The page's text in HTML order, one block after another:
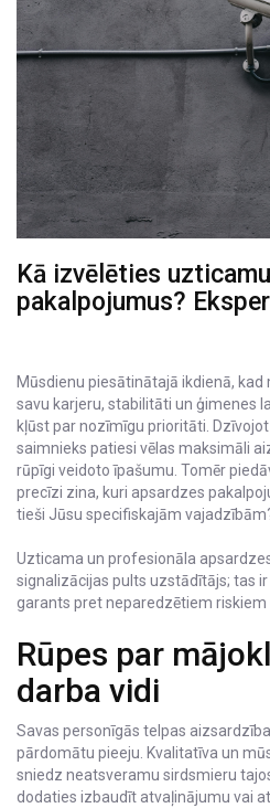
Kā izvēlēties
pakalpojumus?
Mūsdienu piesātinātajā ikdienā,
savu karjeru, stabilitāti un ģimenes
kļūst par nozīmīgu prioritāti.
saimnieks patiesi vēlas maksimāli
rūpīgi veidoto īpašumu. Tomēr
precīzi zina, kuri apsardzes
tieši Jūsu specifiskajām
Uzticama un profesionāla
signalizācijas pults uzstādītājs; tas
garants pret neparedzētiem riskiem
Rūpes par
darba vidi
Savas personīgās telpas
pārdomātu pieeju. Kvalitatīva un
sniedz neatsveramu sirdsmieru
dodaties izbaudīt atvaļinājumu vai